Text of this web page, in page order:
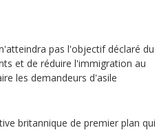
pas l'objectif déclaré du
et de réduire l'immigration au
les demandeurs d'asile
britannique de premier plan qui